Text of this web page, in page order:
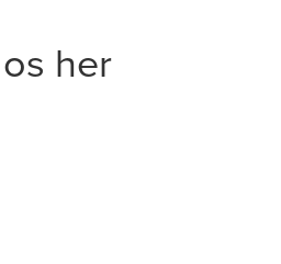
her